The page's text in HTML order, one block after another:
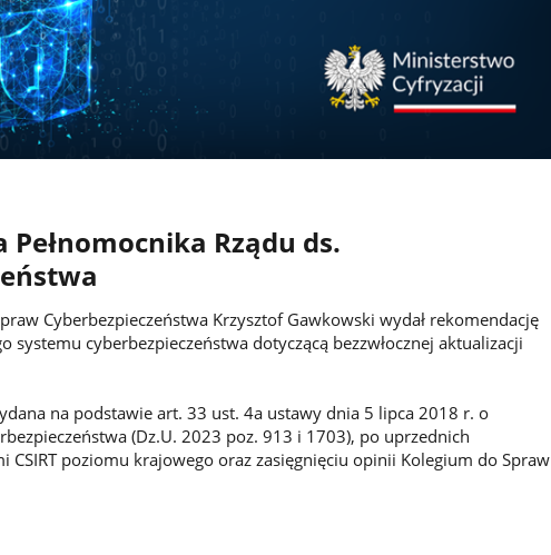
Pełnomocnika Rządu ds.
Cyberbezpieczeństwa Krzysztof Gawkowski wydał rekomendację
systemu cyberbezpieczeństwa dotyczącą bezzwłocznej aktualizacji
na podstawie art. 33 ust. 4a ustawy dnia 5 lipca 2018 r. o
(Dz.U. 2023 poz. 913 i 1703), po uprzednich
CSIRT poziomu krajowego oraz zasięgnięciu opinii Kolegium do Spraw